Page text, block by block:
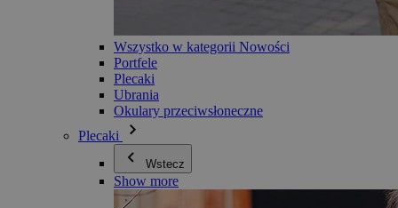
Wszystko w kategorii Nowości
Portfele
Plecaki
Ubrania
Okulary przeciwsłoneczne
Plecaki
Wstecz
Show more